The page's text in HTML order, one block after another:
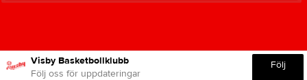
Visby Basketbollklubb
Följ oss för uppdateringar
Följ